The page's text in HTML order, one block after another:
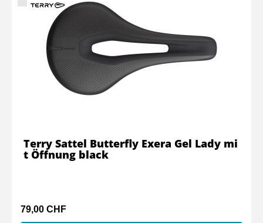
79,00 CHF
Terry Sattel Butterfly Exera Gel Lady mi
t Öffnung black